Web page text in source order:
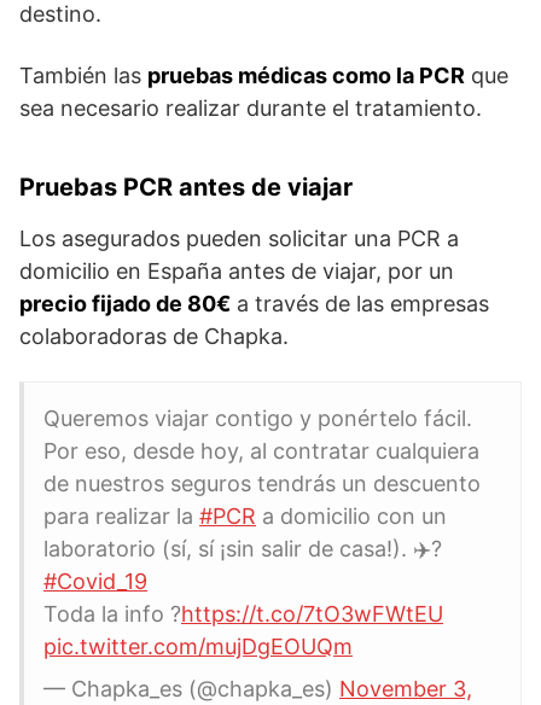
destino.
También las pruebas médicas como la PCR que
sea necesario realizar durante el tratamiento.
Pruebas PCR antes de viajar
Los asegurados pueden solicitar una PCR a
domicilio en España antes de viajar, por un
precio fijado de 80€ a través de las empresas
colaboradoras de Chapka.
Queremos viajar contigo y ponértelo fácil.
Por eso, desde hoy, al contratar cualquiera
de nuestros seguros tendrás un descuento
para realizar la #PCR a domicilio con un
laboratorio (sí, sí ¡sin salir de casa!). ✈️?
#Covid_19
Toda la info ?https://t.co/7tO3wFWtEU
pic.twitter.com/mujDgEOUQm
— Chapka_es (@chapka_es) November 3,